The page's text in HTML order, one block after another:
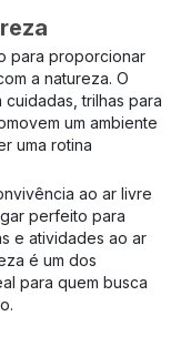
para proporcionar
a natureza. O
trilhas para
um ambiente
uma rotina
ao ar livre
perfeito para
e atividades ao ar
é um dos
para quem busca